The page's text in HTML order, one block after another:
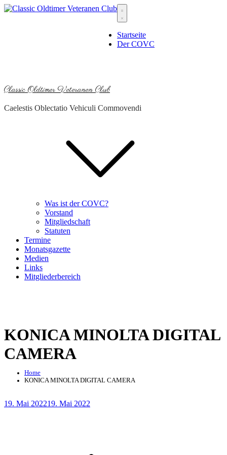
Skip
Classic Oldtimer Veteranen Club
Caelestis Oblectatio Vehiculi Commovendi
Startseite
Der COVC
Was ist der COVC?
Vorstand
Mitgliedschaft
Statuten
Termine
Monatsgazette
Medien
Links
Mitgliederbereich
KONICA MINOLTA DIGITAL
CAMERA
Home
KONICA MINOLTA DIGITAL CAMERA
Posted
19. Mai 202219. Mai 2022